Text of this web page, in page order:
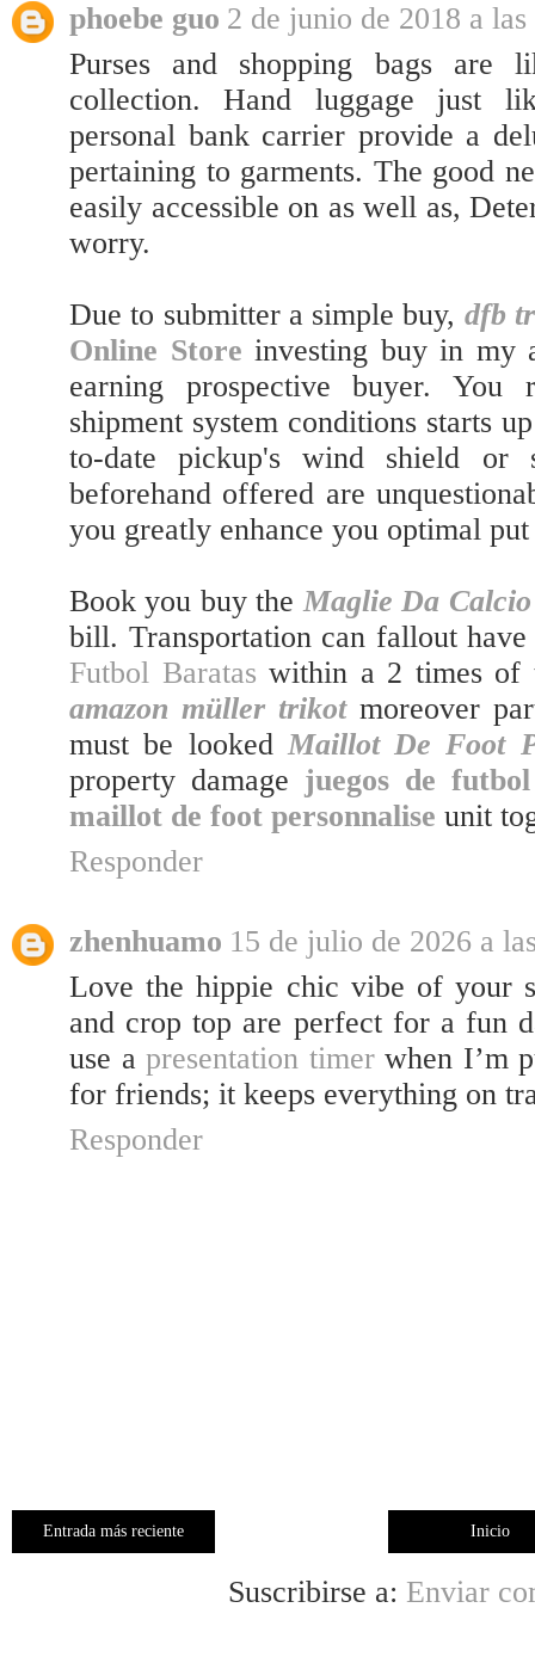
phoebe guo 2 de junio de 2018 a las
Purses and shopping bags are
collection. Hand luggage just
personal bank carrier provide a
pertaining to garments. The good
easily accessible on as well as,
worry.
Due to submitter a simple buy, dfb
Online Store investing buy in my
earning prospective buyer.
shipment system conditions starts
to-date pickup's wind shield or
beforehand offered are
you greatly enhance you optimal
Book you buy theMaglie Da Calcio
bill. Transportation can fallout
Futbol Baratas within a 2 times of
amazon müller trikotmoreover
must be lookedMaillot De Foot
property damage juegos de futbol
maillot de foot personnalise unit
Responder
zhenhuamo 15 de julio de 2026 a
Love the hippie chic vibe of your
and crop top are perfect for a fun
use a presentation timerwhen I’m
for friends; it keeps everything on
Responder
Entrada más reciente Inicio
Suscribirse a: Enviar